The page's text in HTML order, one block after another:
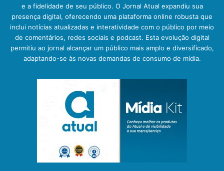
e a fidelidade de seu público. O Jornal Atual expandiu sua
presença digital, oferecendo uma plataforma online robusta que
inclui notícias atualizadas e interatividade com o público por meio
de comentários, redes sociais e podcast. Esta evolução digital
permitiu ao jornal alcançar um público mais amplo e diversificado,
adaptando-se às novas demandas de consumo de mídia.